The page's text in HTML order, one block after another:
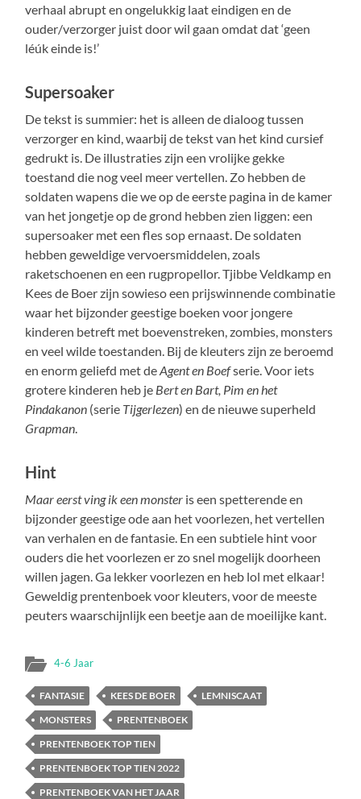
verhaal abrupt en ongelukkig laat eindigen en de
ouder/verzorger juist door wil gaan omdat dat ‘geen
léúk einde is!’
Supersoaker
De tekst is summier: het is alleen de dialoog tussen
verzorger en kind, waarbij de tekst van het kind cursief
gedrukt is. De illustraties zijn een vrolijke gekke
toestand die nog veel meer vertellen. Zo hebben de
soldaten wapens die we op de eerste pagina in de kamer
van het jongetje op de grond hebben zien liggen: een
supersoaker met een fles sop ernaast. De soldaten
hebben geweldige vervoersmiddelen, zoals
raketschoenen en een rugpropellor. Tjibbe Veldkamp en
Kees de Boer zijn sowieso een prijswinnende combinatie
waar het bijzonder geestige boeken voor jongere
kinderen betreft met boevenstreken, zombies, monsters
en veel wilde toestanden. Bij de kleuters zijn ze beroemd
en enorm geliefd met deAgent en Boefserie. Voor iets
grotere kinderen heb je Bert en Bart, Pim en het
Pindakanon (serie Tijgerlezen) en de nieuwe superheld
Grapman
Hint
Maar eerst ving ik een monster is een spetterende en
bijzonder geestige ode aan het voorlezen, het vertellen
van verhalen en de fantasie. En een subtiele hint voor
ouders die het voorlezen er zo snel mogelijk doorheen
willen jagen. Ga lekker voorlezen en heb lol met elkaar!
Geweldig prentenboek voor kleuters, voor de meeste
peuters waarschijnlijk een beetje aan de moeilijke kant.
4-6 Jaar
FANTASIE KEES DE BOER
LEMNISCAAT
MONSTERS
PRENTENBOEK
PRENTENBOEK TOP TIEN
PRENTENBOEK TOP TIEN 2022
PRENTENBOEK VAN HET JAAR